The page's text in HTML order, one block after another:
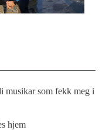
musikar som fekk meg i
hjem